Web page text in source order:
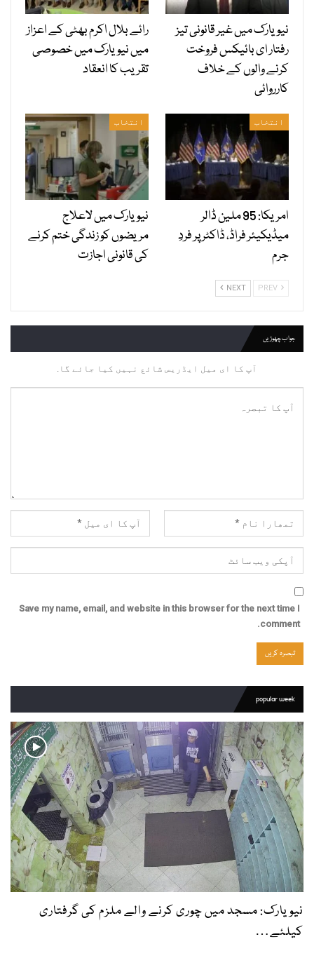
نیویارک میں غیر قانونی تیز
رفتار ای بائیکس فروخت
کرنے والوں کے خلاف
کارروائی
رائے بلال اکرم بھٹی کے اعزاز
میں نیویارک میں خصوصی
تقریب کا انعقاد
انتخاب
امریکا: 95 ملین ڈالر
میڈیکیئر فراڈ، ڈاکٹر پر فردِ
جرم
انتخاب
نیویارک میں لاعلاج
مریضوں کو زندگی ختم کرنے
کی قانونی اجازت
NEXT
جواب چھوڑیں
آپ کا ای میل ایڈریس شائع نہیں کیا جائے گا.
Save my name, email, and website in this browser for the next time I
comment.
popular week
نیویارک: مسجد میں چوری کرنے والے ملزم کی گرفتاری
کیلئے…